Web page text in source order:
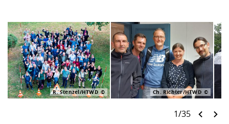
R. Stenzel/HTWD Ch. Richter/HTWD
1/35